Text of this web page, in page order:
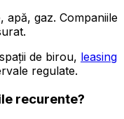
apă, gaz. Companiile
de birou, leasing
regulate.
recurente?